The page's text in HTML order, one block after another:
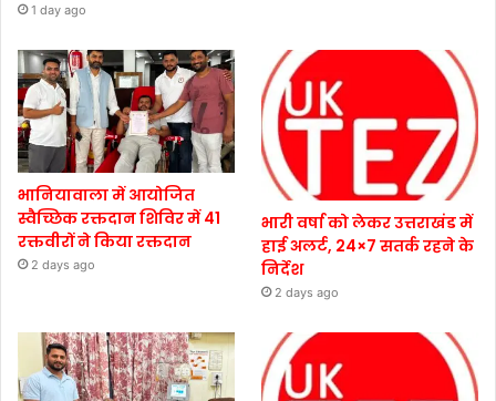
1 day ago
भानियावाला में आयोजित
स्वैच्छिक रक्तदान शिविर में 41
रक्तवीरों ने किया रक्तदान
2 days ago
भारी वर्षा को लेकर उत्तराखंड में
हाई अलर्ट, 24×7 सतर्क रहने के
निर्देश
2 days ago